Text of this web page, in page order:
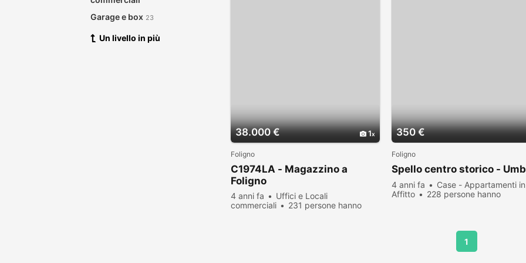
Garage e box 23
Un livello in più
38.000 € 1
Foligno
C1974LA - Magazzino a
Foligno
4 anni fa
Uffici e Locali
commerciali
231 persone hanno
350 €
Foligno
Spello centro storico -
4 anni fa
Case - Appartamenti in
Affitto
228 persone hanno
1